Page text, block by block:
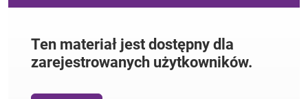
Ten materiał jest dostępny dla
zarejestrowanych użytkowników.